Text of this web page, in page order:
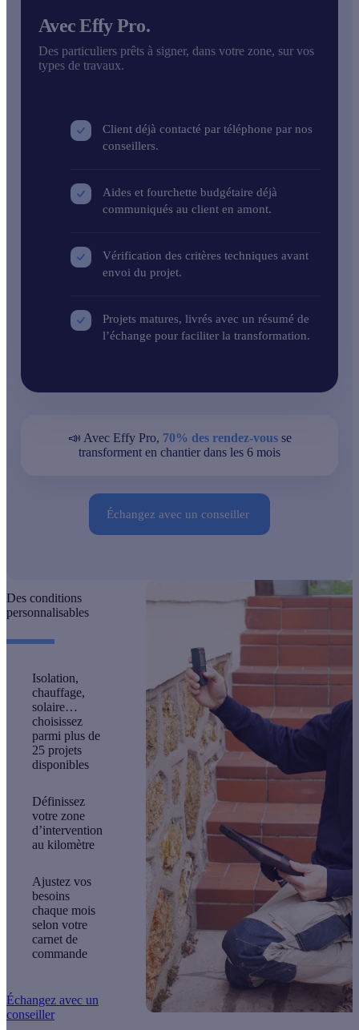
Avec Effy Pro.
Des particuliers prêts à signer, dans votre zone, sur vos
types de travaux.
Client déjà contacté par téléphone par nos
conseillers.
Aides et fourchette budgétaire déjà
communiqués au client en amont.
Vérification des critères techniques avant
envoi du projet.
Projets matures, livrés avec un résumé de
l’échange pour faciliter la transformation.
📣 Avec Effy Pro, 70% des rendez-vous se
transforment en chantier dans les 6 mois
Échangez avec un conseiller
Des conditions
personnalisables
Isolation,
chauffage,
solaire…
choisissez
parmi plus de
25 projets
disponibles
Définissez
votre zone
d’intervention
au kilomètre
Ajustez vos
besoins
chaque mois
selon votre
carnet de
commande
Échangez avec un
conseiller